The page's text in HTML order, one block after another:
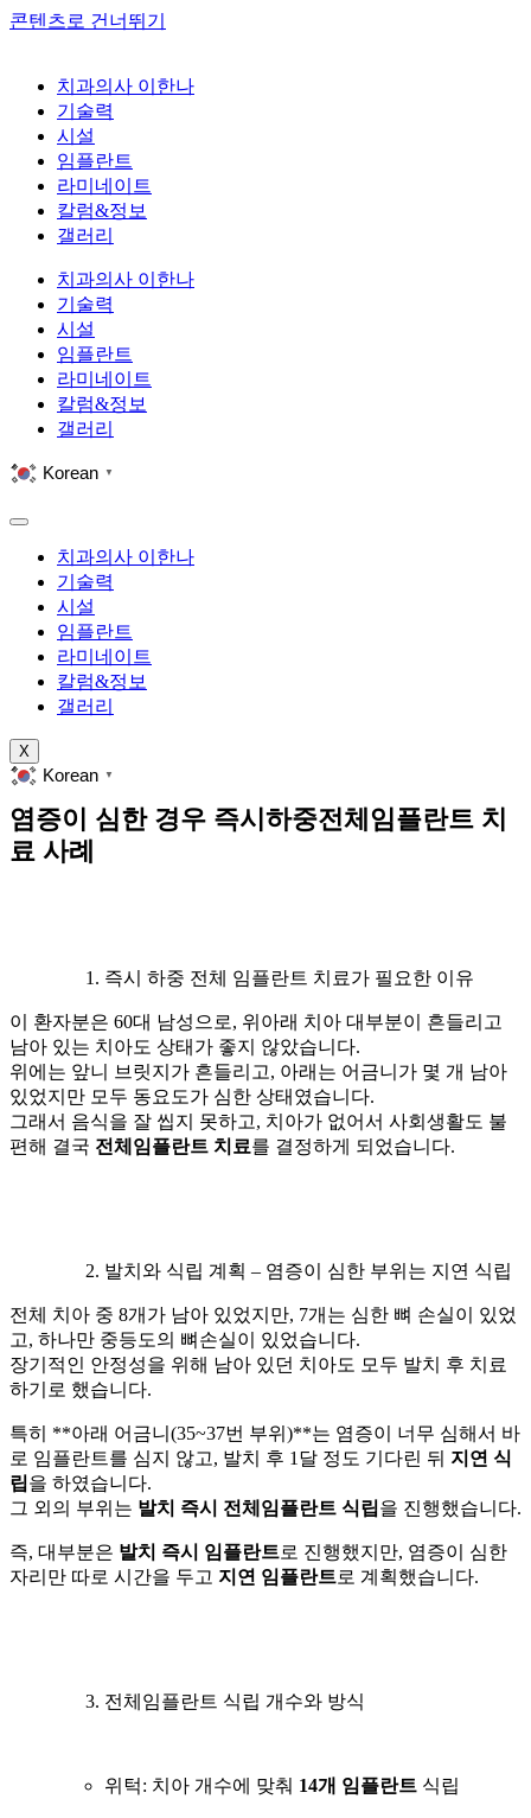
콘텐츠로 건너뛰기
치과의사 이한나
기술력
시설
임플란트
라미네이트
칼럼&정보
갤러리
치과의사 이한나
기술력
시설
임플란트
라미네이트
칼럼&정보
갤러리
Korean ▼
치과의사 이한나
기술력
시설
임플란트
라미네이트
칼럼&정보
갤러리
X
Korean ▼
염증이 심한 경우 즉시하중전체임플란트 치
료 사례
즉시 하중 전체 임플란트 치료가 필요한 이유
이 환자분은 60대 남성으로, 위아래 치아 대부분이 흔들리고
남아 있는 치아도 상태가 좋지 않았습니다.
위에는 앞니 브릿지가 흔들리고, 아래는 어금니가 몇 개 남아
있었지만 모두 동요도가 심한 상태였습니다.
그래서 음식을 잘 씹지 못하고, 치아가 없어서 사회생활도 불
편해 결국 전체임플란트 치료를 결정하게 되었습니다.
발치와 식립 계획 – 염증이 심한 부위는 지연 식립
전체 치아 중 8개가 남아 있었지만, 7개는 심한 뼈 손실이 있었
고, 하나만 중등도의 뼈손실이 있었습니다.
장기적인 안정성을 위해 남아 있던 치아도 모두 발치 후 치료
하기로 했습니다.
특히 **아래 어금니(35~37번 부위)**는 염증이 너무 심해서 바
로 임플란트를 심지 않고, 발치 후 1달 정도 기다린 뒤 지연 식
립을 하였습니다.
그 외의 부위는 발치 즉시 전체임플란트 식립을 진행했습니다.
즉, 대부분은 발치 즉시 임플란트로 진행했지만, 염증이 심한
자리만 따로 시간을 두고 지연 임플란트로 계획했습니다.
전체임플란트 식립 개수와 방식
위턱: 치아 개수에 맞춰 14개 임플란트 식립